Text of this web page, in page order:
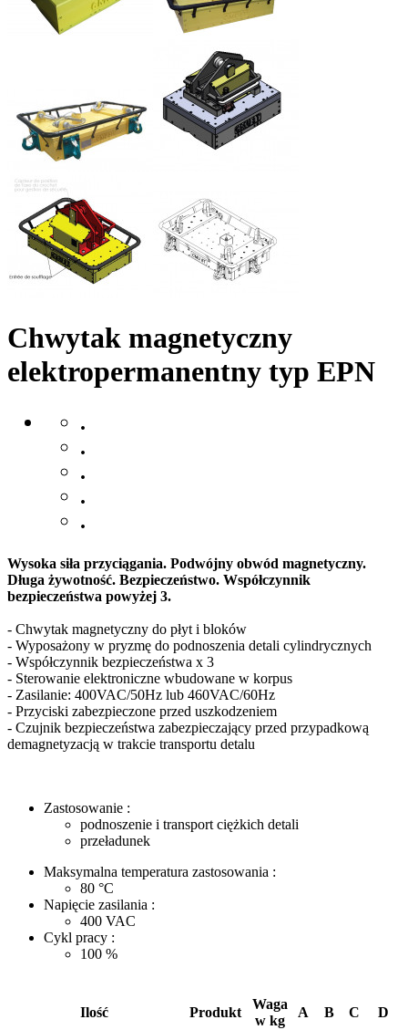
Chwytak magnetyczny
elektropermanentny typ EPN
.
.
.
.
.
Wysoka siła przyciągania. Podwójny obwód magnetyczny.
Długa żywotność. Bezpieczeństwo. Współczynnik
bezpieczeństwa powyżej 3.
- Chwytak magnetyczny do płyt i bloków
- Wyposażony w pryzmę do podnoszenia detali cylindrycznych
- Współczynnik bezpieczeństwa x 3
- Sterowanie elektroniczne wbudowane w korpus
- Zasilanie: 400VAC/50Hz lub 460VAC/60Hz
- Przyciski zabezpieczone przed uszkodzeniem
- Czujnik bezpieczeństwa zabezpieczający przed przypadkową
demagnetyzacją w trakcie transportu detalu
Zastosowanie :
podnoszenie i transport ciężkich detali
przeładunek
Maksymalna temperatura zastosowania :
80 °C
Napięcie zasilania :
400 VAC
Cykl pracy :
100 %
Ilość Produkt
Waga
w kg
A B C D